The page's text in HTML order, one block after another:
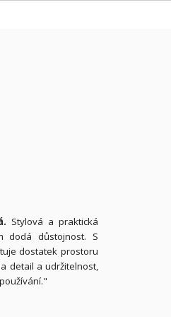
Stylová a praktická
dodá důstojnost. S
dostatek prostoru
detail a udržitelnost,